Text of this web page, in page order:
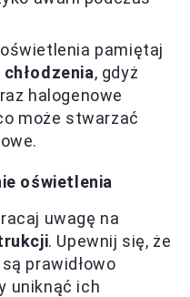
pamiętaj
, gdyż
halogenowe
może stwarzać
oświetlenia
uwagę na
. Upewnij się, że
prawidłowo
uniknąć ich